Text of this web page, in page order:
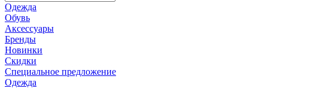
Одежда
Обувь
Аксессуары
Бренды
Новинки
Скидки
Специальное предложение
Одежда